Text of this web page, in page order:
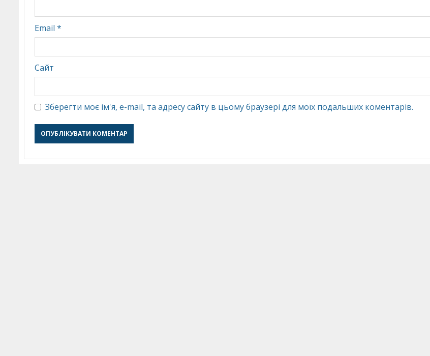
Email *
Сайт
Зберегти моє ім'я, e-mail, та адресу сайту в цьому браузері для моїх подальших коментарів.